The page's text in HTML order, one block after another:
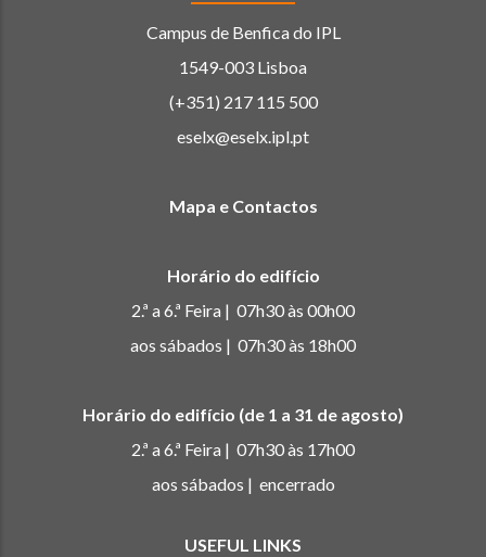
Campus de Benfica do IPL
1549-003 Lisboa
(+351) 217 115 500
eselx@eselx.ipl.pt
Mapa e Contactos
Horário do edifício
2.ª a 6.ª Feira | 07h30 às 00h00
aos sábados | 07h30 às 18h00
Horário do edifício (de 1 a 31 de agosto)
2.ª a 6.ª Feira | 07h30 às 17h00
aos sábados | encerrado
USEFUL LINKS